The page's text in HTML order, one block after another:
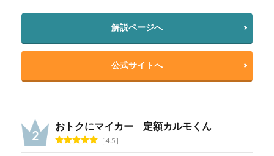
解説ページへ
公式サイトへ
おトクにマイカー 定額カルモくん
4.5